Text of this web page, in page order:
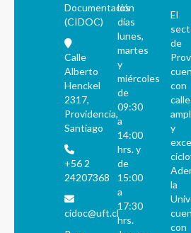
Documentación
(CIDOC)
Calle
Alberto
Henckel
2317,
Providencia,
Santiago
+56 2
24207368
cidoc@uft.cl
los
días
lunes,
martes
y
miércoles
de
09:30
a
14:00
hrs. y
de
15:00
a
17:30
hrs.
El
de
con
y
la
con